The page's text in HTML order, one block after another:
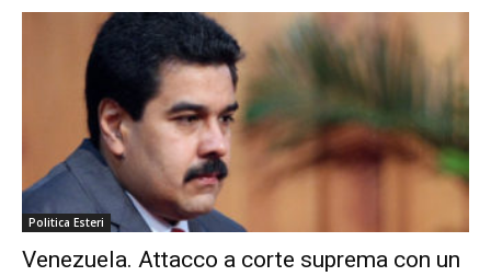
Politica Esteri
Venezuela. Attacco a corte suprema con un